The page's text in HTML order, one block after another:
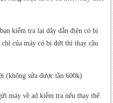
kiểm tra lại dây dẫn điện có bị
của máy có bị đứt thì thay cầu
sửa được tần 600k)
máy về ad kiểm tra nếu thay thế